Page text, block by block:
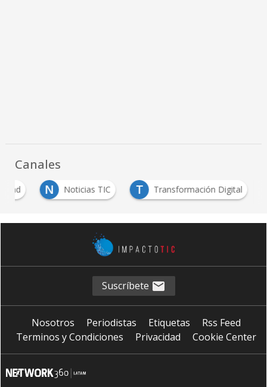
Canales
N Noticias TIC T Transformación Digital
Suscríbete
Nosotros Periodistas Etiquetas
Rss Feed
Terminos y Condiciones
Privacidad Cookie Center